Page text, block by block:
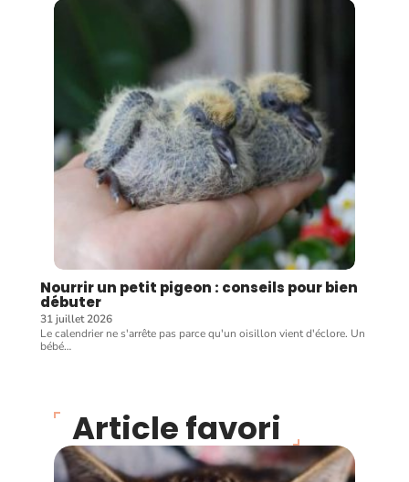
Nourrir un petit pigeon : conseils pour bien
débuter
31 juillet 2026
Le calendrier ne s'arrête pas parce qu'un oisillon vient d'éclore. Un
bébé…
Article favori